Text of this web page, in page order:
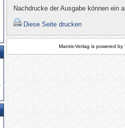
Nachdrucke der Ausgabe können ein
Diese Seite drucken
Mantis-Verlag is powered by